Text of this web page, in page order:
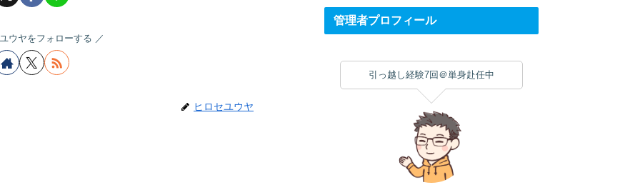
ウヤをフォローする
ヒロセユウヤ
管理者プロフィール
引っ越し経験7回＠単身赴任中